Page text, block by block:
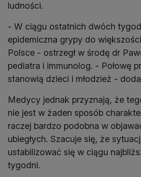
ludności.
- W ciągu ostatnich dwóch
epidemiczna grypy do
Polsce - ostrzegł w środę dr
pediatra i immunolog. - Połowę
stanowią dzieci i młodzież -
Medycy jednak przyznają, że
nie jest w żaden sposób
raczej bardzo podobna w
ubiegłych. Szacuje się, że
ustabilizować się w ciągu
tygodni.